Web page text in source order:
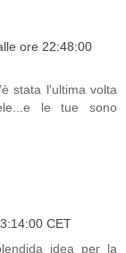
ore 22:48:00
stata l'ultima volta
le tue sono
CET
idea per la